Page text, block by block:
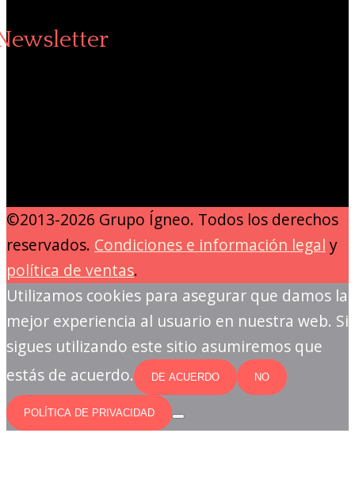
©2013-2026 Grupo Ígneo. Todos los derechos
reservados. Condiciones e información legal y
política de ventas.
Utilizamos cookies para asegurar que damos la
mejor experiencia al usuario en nuestra web. Si
sigues utilizando este sitio asumiremos que
estás de acuerdo.
DE ACUERDO NO
POLÍTICA DE PRIVACIDAD